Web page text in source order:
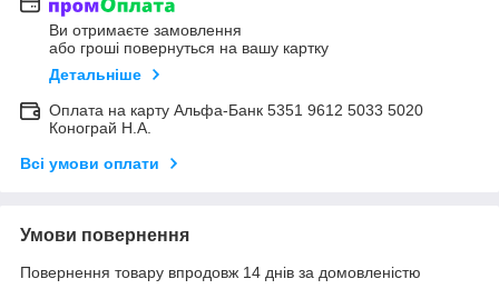
Ви отримаєте замовлення
або гроші повернуться на вашу картку
Детальніше
Оплата на карту Альфа-Банк 5351 9612 5033 5020
Конограй Н.А.
Всі умови оплати
Умови повернення
Повернення товару впродовж 14 днів за домовленістю